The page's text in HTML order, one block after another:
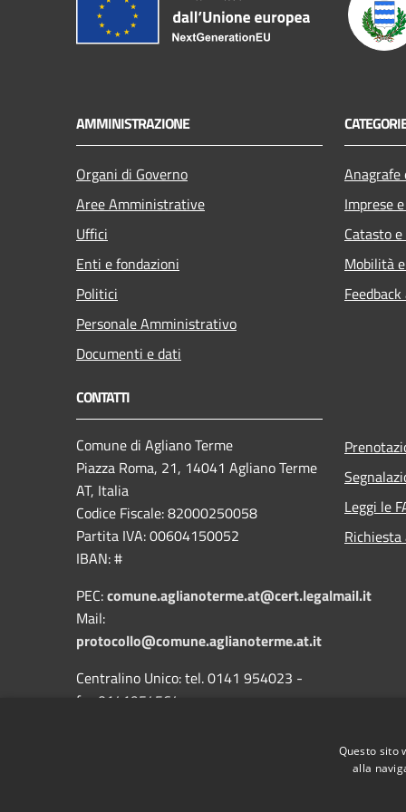
AMMINISTRAZIONE
Organi di Governo
Aree Amministrative
Uffici
Enti e fondazioni
Politici
Personale Amministrativo
Documenti e dati
Imprese
Catasto
Mobilità
CONTATTI
Comune di Agliano Terme
Piazza Roma, 21, 14041 Agliano Terme
AT, Italia
Codice Fiscale: 82000250058
Partita IVA: 00604150052
IBAN: #
PEC:comune.aglianoterme.at@cert.legalmail.it
Mail:
protocollo@comune.aglianoterme.at.it
Centralino Unico: tel. 0141 954023 -
fax 0141954564
Leggi le
Questo sito
alla